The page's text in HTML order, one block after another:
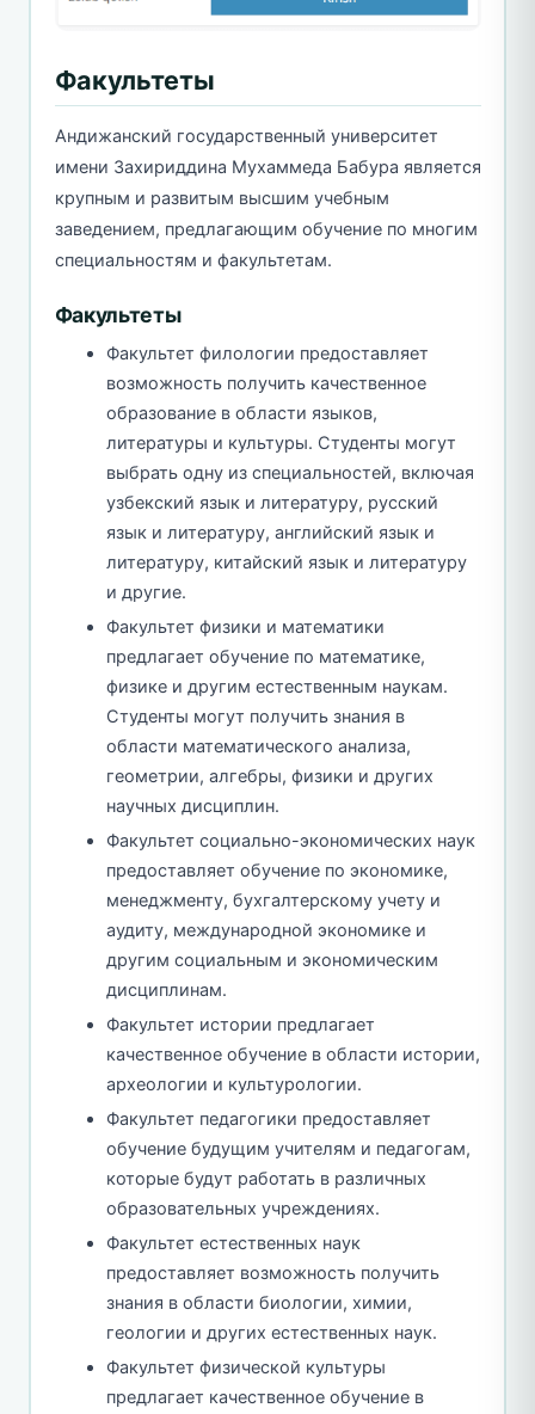
Факультеты
Андижанский государственный университет
имени Захириддина Мухаммеда Бабура является
крупным и развитым высшим учебным
заведением, предлагающим обучение по многим
специальностям и факультетам.
Факультеты
Факультет филологии предоставляет
возможность получить качественное
образование в области языков,
литературы и культуры. Студенты могут
выбрать одну из специальностей, включая
узбекский язык и литературу, русский
язык и литературу, английский язык и
литературу, китайский язык и литературу
и другие.
Факультет физики и математики
предлагает обучение по математике,
физике и другим естественным наукам.
Студенты могут получить знания в
области математического анализа,
геометрии, алгебры, физики и других
научных дисциплин.
Факультет социально-экономических наук
предоставляет обучение по экономике,
менеджменту, бухгалтерскому учету и
аудиту, международной экономике и
другим социальным и экономическим
дисциплинам.
Факультет истории предлагает
качественное обучение в области истории,
археологии и культурологии.
Факультет педагогики предоставляет
обучение будущим учителям и педагогам,
которые будут работать в различных
образовательных учреждениях.
Факультет естественных наук
предоставляет возможность получить
знания в области биологии, химии,
геологии и других естественных наук.
Факультет физической культуры
предлагает качественное обучение в